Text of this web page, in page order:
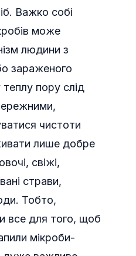
Важко собі
може
людини з
зараженого
пору слід
чистоти
лише добре
свіжі,
страви,
Тобто,
все для того, щоб
мікроби-